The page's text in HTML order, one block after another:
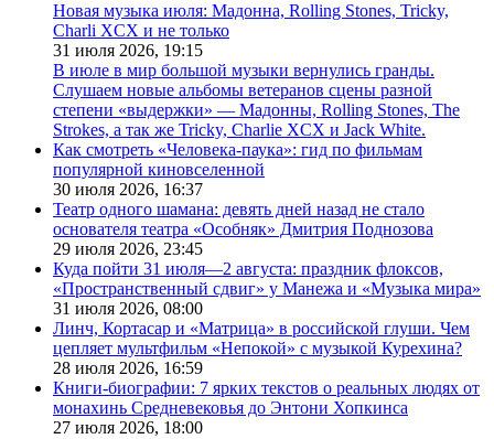
Новая музыка июля: Мадонна, Rolling Stones, Tricky,
Charli XCX и не только
31 июля 2026, 19:15
В июле в мир большой музыки вернулись гранды.
Слушаем новые альбомы ветеранов сцены разной
степени «выдержки» — Мадонны, Rolling Stones, The
Strokes, а так же Tricky, Charlie XCX и Jack White.
Как смотреть «Человека-паука»: гид по фильмам
популярной киновселенной
30 июля 2026, 16:37
Театр одного шамана: девять дней назад не стало
основателя театра «Особняк» Дмитрия Поднозова
29 июля 2026, 23:45
Куда пойти 31 июля—2 августа: праздник флоксов,
«Пространственный сдвиг» у Манежа и «Музыка мира»
31 июля 2026, 08:00
Линч, Кортасар и «Матрица» в российской глуши. Чем
цепляет мультфильм «Непокой» с музыкой Курехина?
28 июля 2026, 16:59
Книги-биографии: 7 ярких текстов о реальных людях от
монахинь Средневековья до Энтони Хопкинса
27 июля 2026, 18:00